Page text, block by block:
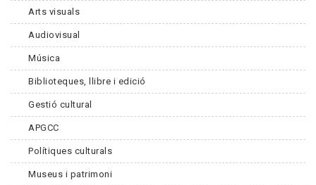
Arts visuals
Audiovisual
Música
Biblioteques, llibre i edició
Gestió cultural
APGCC
Polítiques culturals
Museus i patrimoni